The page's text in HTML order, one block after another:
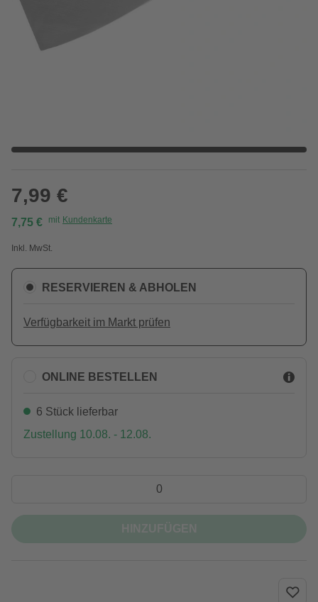
7,99 €
7,75 € mit Kundenkarte
Inkl. MwSt.
RESERVIEREN & ABHOLEN
Verfügbarkeit im Markt prüfen
ONLINE BESTELLEN
6 Stück lieferbar
Zustellung 10.08. - 12.08.